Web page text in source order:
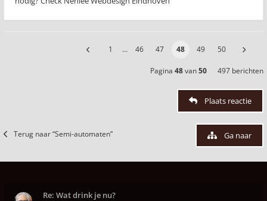
1 … 46 47 48 49 50
Pagina 48van50 497 berichten
Plaats reactie
Terug naar “Semi-automaten” Ga naar
Re: Wat drink je nu?